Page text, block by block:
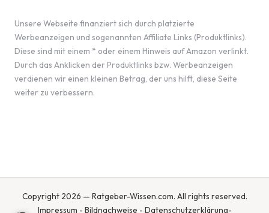
Unsere Webseite finanziert sich durch platzierte
Werbeanzeigen und sogenannten Affiliate Links (Produktlinks).
Diese sind mit einem * oder einem Hinweis auf Amazon verlinkt.
Durch das Anklicken der Produktlinks bzw. Werbeanzeigen
verdienen wir einen kleinen Betrag, der uns hilft, diese Seite
weiter zu verbessern.
Copyright 2026 — Ratgeber-Wissen.com. All rights reserved.
Impressum - Bildnachweise - Datenschutzerklärung-